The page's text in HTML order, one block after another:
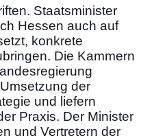
Staatsminister
Hessen auch auf
konkrete
Die Kammern
der
und liefern
Praxis. Der Minister
und Vertretern der